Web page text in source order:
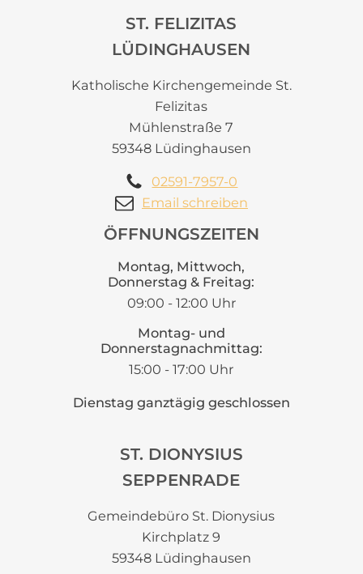
ST. FELIZITAS
LÜDINGHAUSEN
Katholische Kirchengemeinde St.
Felizitas
Mühlenstraße 7
59348 Lüdinghausen
02591-7957-0
Email schreiben
ST. DIONYSIUS
SEPPENRADE
Gemeindebüro St. Dionysius
Kirchplatz 9
59348 Lüdinghausen
ÖFFNUNGSZEITEN
Montag, Mittwoch,
Donnerstag & Freitag:
09:00 - 12:00 Uhr
Montag- und
Donnerstagnachmittag:
15:00 - 17:00 Uhr
Dienstag ganztägig geschlossen